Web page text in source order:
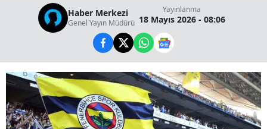
Haber Merkezi
Genel Yayın Müdürü
Yayınlanma
18 Mayıs 2026 - 08:06